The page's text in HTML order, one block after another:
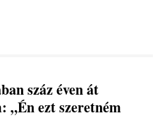
száz éven át
„Én ezt szeretném